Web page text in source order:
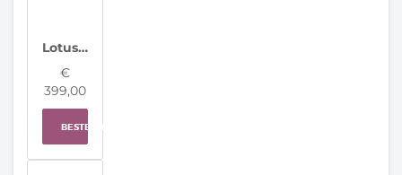
Lotus horloge 20002/5 Connected Full D
€
399,00
BESTELLEN